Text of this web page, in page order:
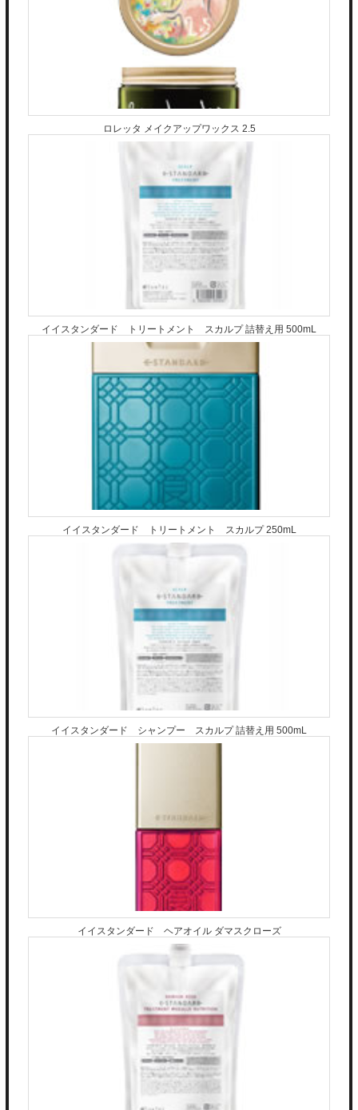
ロレッタ メイクアップワックス 2.5
イイスタンダード トリートメント スカルプ 詰替え用 500mL
イイスタンダード トリートメント スカルプ 250mL
イイスタンダード シャンプー スカルプ 詰替え用 500mL
イイスタンダード ヘアオイル ダマスクローズ